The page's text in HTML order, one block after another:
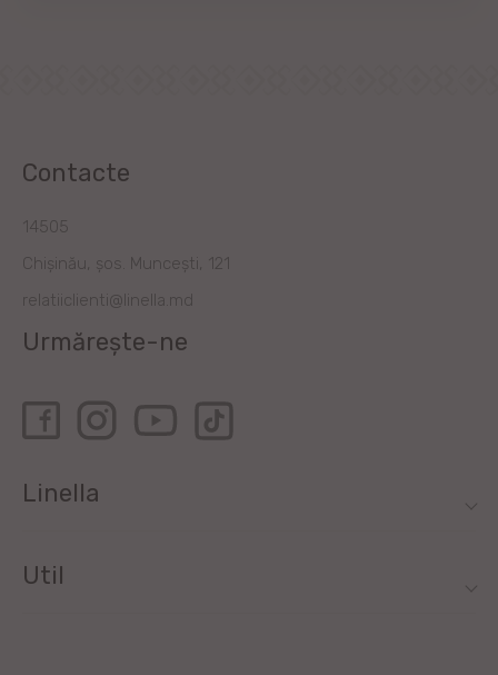
Contacte
14505
Chișinău, șos. Muncești, 121
relatiiclienti@linella.md
Urmărește-ne
Linella
Util